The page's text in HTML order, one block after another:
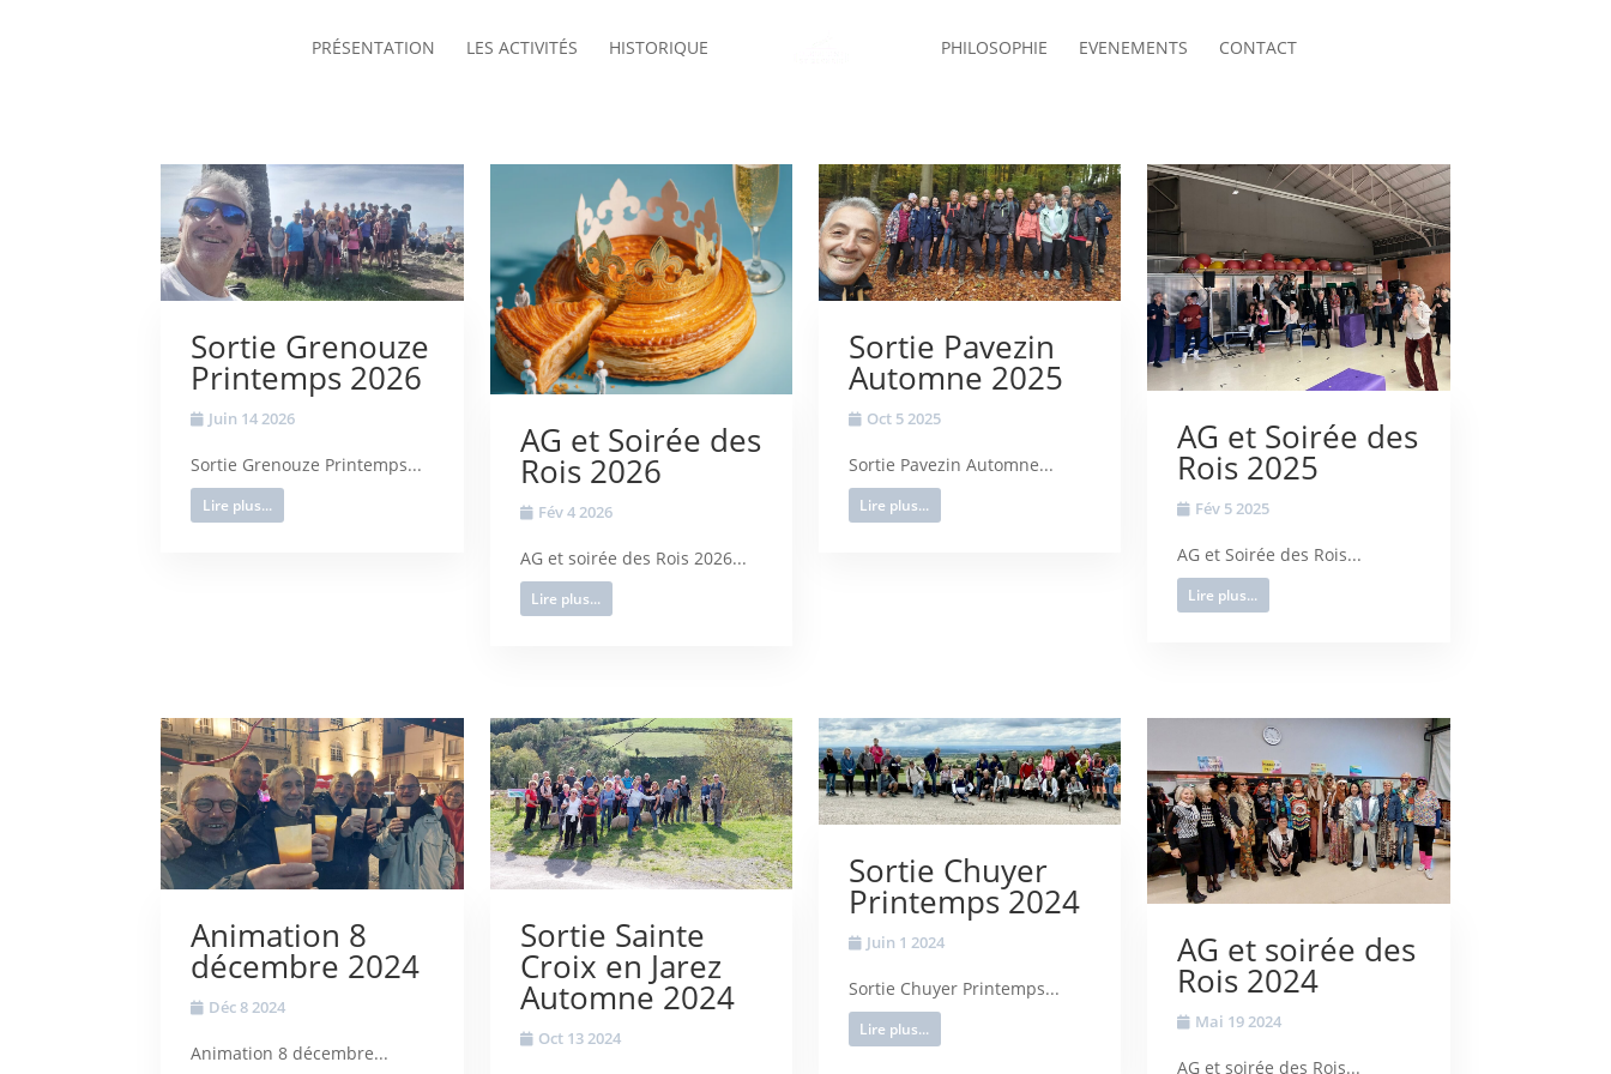
PRÉSENTATION LES ACTIVITÉS HISTORIQUE PHILOSOPHIE EVENEMENTS CONTACT
Sortie Grenouze
Printemps 2026
Juin 14 2026
Sortie Grenouze Printemps...
Lire plus...
AG et Soirée des
Rois 2026
Fév 4 2026
AG et soirée des Rois 2026...
Lire plus...
Sortie Pavezin
Automne 2025
Oct 5 2025
Sortie Pavezin Automne...
Lire plus...
AG et Soirée des
Rois 2025
Fév 5 2025
AG et Soirée des Rois...
Lire plus...
Animation 8
décembre 2024
Déc 8 2024
Animation 8 décembre...
Sortie Sainte
Croix en Jarez
Automne 2024
Oct 13 2024
Sortie Chuyer
Printemps 2024
Juin 1 2024
Sortie Chuyer Printemps...
Lire plus...
AG et soirée des
Rois 2024
Mai 19 2024
AG et soirée des Rois...